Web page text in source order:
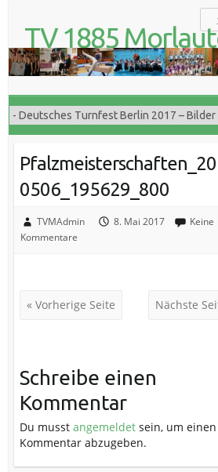
TV 1885
Der Turnverein für Jung und Alt
0506_195629_800
TVMAdmin 8. Mai 2017
Keine
Kommentare
« Vorherige Seite Nächste
Schreibe einen
Kommentar
Du musstangemeldet sein, um einen
Kommentar abzugeben.